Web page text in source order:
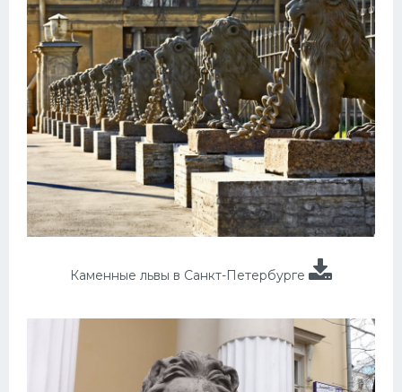
Каменные львы в Санкт-Петербурге